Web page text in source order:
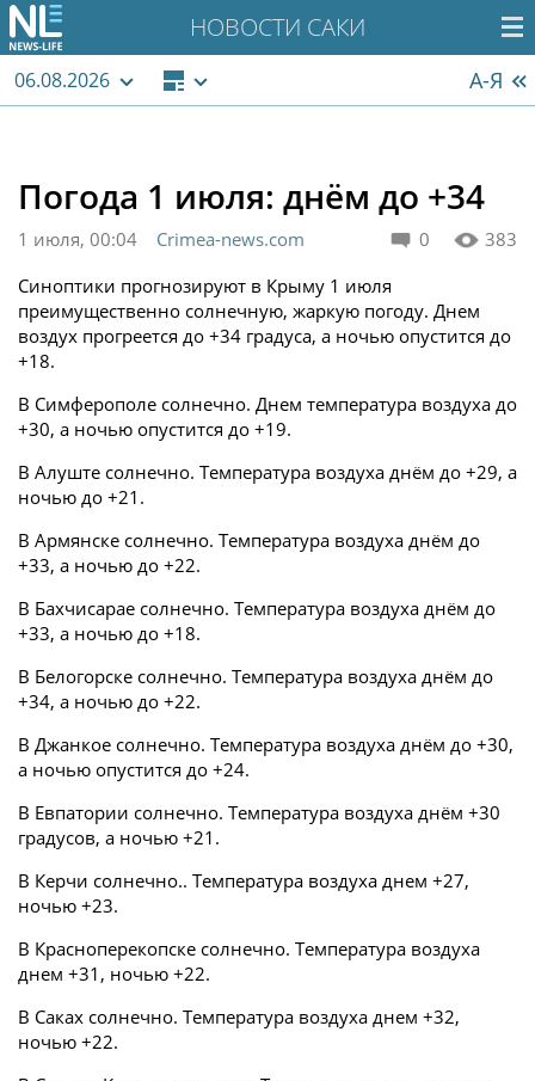
НОВОСТИ САКИ
06.08.2026 А-Я
Погода 1 июля: днём до +34
0 383
1 июля, 00:04
Crimea-news.com
Синоптики прогнозируют в Крыму 1 июля
преимущественно солнечную, жаркую погоду. Днем
воздух прогреется до +34 градуса, а ночью опустится до
+18.
В Симферополе солнечно. Днем температура воздуха до
+30, а ночью опустится до +19.
В Алуште солнечно. Температура воздуха днём до +29, а
ночью до +21.
В Армянске солнечно. Температура воздуха днём до
+33, а ночью до +22.
В Бахчисарае солнечно. Температура воздуха днём до
+33, а ночью до +18.
В Белогорске солнечно. Температура воздуха днём до
+34, а ночью до +22.
В Джанкое солнечно. Температура воздуха днём до +30,
а ночью опустится до +24.
В Евпатории солнечно. Температура воздуха днём +30
градусов, а ночью +21.
В Керчи солнечно.. Температура воздуха днем +27,
ночью +23.
В Красноперекопске солнечно. Температура воздуха
днем +31, ночью +22.
В Саках солнечно. Температура воздуха днем +32,
ночью +22.